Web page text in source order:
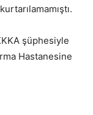
şüphesiyle
Hastanesine